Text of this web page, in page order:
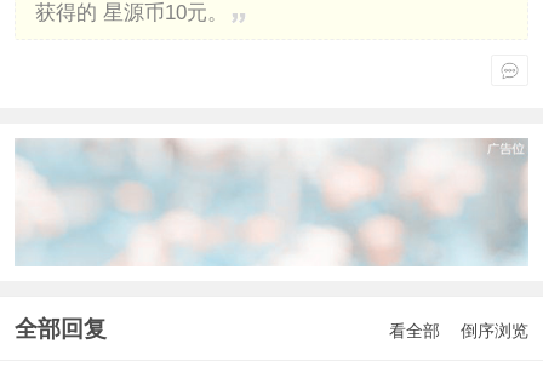
获得的 星源币10元。
全部回复 看全部 倒序浏览